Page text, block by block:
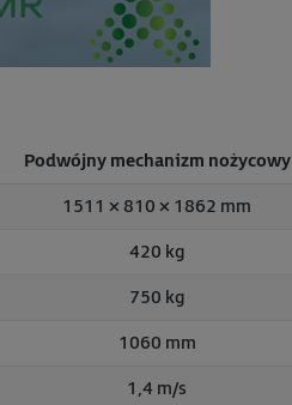
Podwójny mechanizm nożycowy
1511 × 810 × 1862 mm
420 kg
750 kg
1060 mm
1,4 m/s